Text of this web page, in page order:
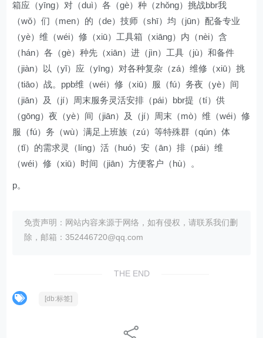
箱应（yīng）对（duì）各（gè）种（zhǒng）挑战bbr我
（wǒ）们（men）的（de）技师（shī）均（jūn）配备专业
（yè）维（wéi）修（xiū）工具箱（xiāng）内（nèi）含
（hán）各（gè）种先（xiān）进（jìn）工具（jù）和备件
（jiàn）以（yǐ）应（yīng）对各种复杂（zá）维修（xiū）挑
（tiāo）战。ppb维（wéi）修（xiū）服（fú）务夜（yè）间
（jiān）及（jí）周末服务灵活安排（pái）bbr提（tí）供
（gōng）夜（yè）间（jiān）及（jí）周末（mò）维（wéi）修
服（fú）务（wù）满足上班族（zú）等特殊群（qún）体
（tǐ）的需求灵（líng）活（huó）安（ān）排（pái）维
（wéi）修（xiū）时间（jiān）方便客户（hù）。
p。
免责声明：网站内容来源于网络，如有侵权，请联系我们删
除，邮箱：352446720@qq.com
THE END
[db:标签]